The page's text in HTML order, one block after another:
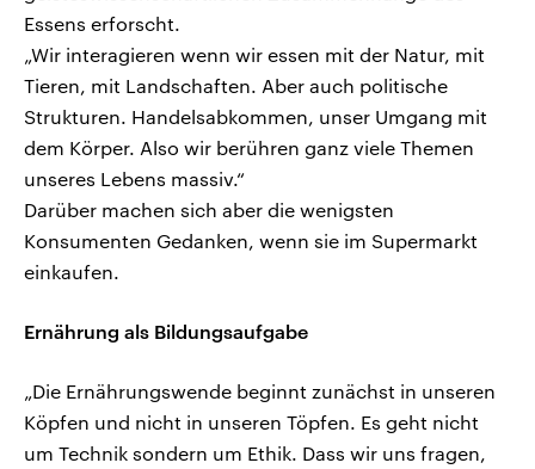
Essens erforscht.
„Wir interagieren wenn wir essen mit der Natur, mit
Tieren, mit Landschaften. Aber auch politische
Strukturen. Handelsabkommen, unser Umgang mit
dem Körper. Also wir berühren ganz viele Themen
unseres Lebens massiv.“
Darüber machen sich aber die wenigsten
Konsumenten Gedanken, wenn sie im Supermarkt
einkaufen.
Ernährung als Bildungsaufgabe
„Die Ernährungswende beginnt zunächst in unseren
Köpfen und nicht in unseren Töpfen. Es geht nicht
um Technik sondern um Ethik. Dass wir uns fragen,